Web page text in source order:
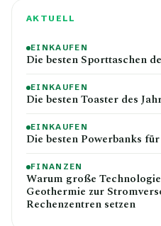
AKTUELL
EINKAUFEN
Die besten Sporttaschen
EINKAUFEN
Die besten Toaster des
EINKAUFEN
Die besten Powerbanks
FINANZEN
Warum große
Geothermie zur
Rechenzentren setzen